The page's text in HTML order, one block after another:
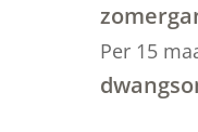
Per 15